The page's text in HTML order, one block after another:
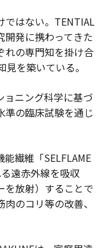
ではない。TENTIAL
開発に携わってきた
れの専門知を掛け合
を築いている。
ョニング科学に基づ
準の臨床試験を通じ
繊維「SELFLAME
遠赤外線を吸収
を放射）することで
のコリ等の改善、